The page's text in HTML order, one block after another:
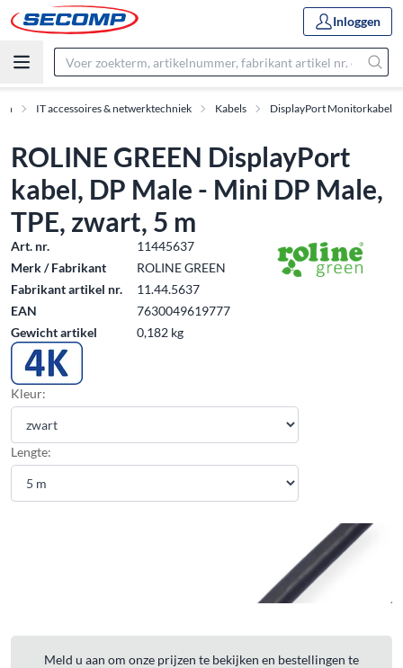
Inloggen
IT accessoires & netwerktechniek Kabels DisplayPort Monitorkabel
ROLINE GREEN DisplayPort
kabel, DP Male - Mini DP Male,
TPE, zwart, 5 m
Art. nr.
11445637
Merk / Fabrikant
ROLINE GREEN
Fabrikant artikel nr.
11.44.5637
EAN
7630049619777
Gewicht artikel
0,182 kg
Kleur:
Lengte:
Meld u aan om onze prijzen te bekijken en bestellingen te